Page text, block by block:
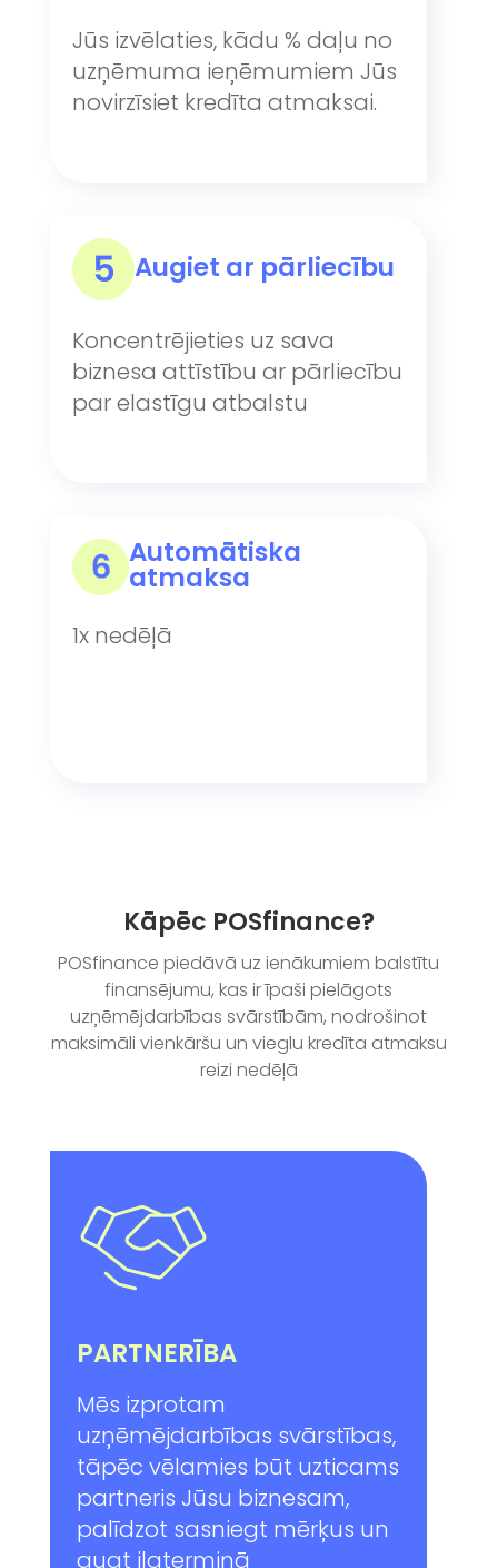
Jūs izvēlaties, kādu % daļu no
uzņēmuma ieņēmumiem Jūs
novirzīsiet kredīta atmaksai.
Augiet ar pārliecību
Koncentrējieties uz sava
biznesa attīstību ar pārliecību
par elastīgu atbalstu
Automātiska
atmaksa
1x nedēļā
Kāpēc POSfinance?
POSfinance piedāvā uz ienākumiem balstītu
finansējumu, kas ir īpaši pielāgots
uzņēmējdarbības svārstībām, nodrošinot
maksimāli vienkāršu un vieglu kredīta atmaksu
reizi nedēļā
PARTNERĪBA
Mēs izprotam
uzņēmējdarbības svārstības,
tāpēc vēlamies būt uzticams
partneris Jūsu biznesam,
palīdzot sasniegt mērķus un
augt ilgtermiņā